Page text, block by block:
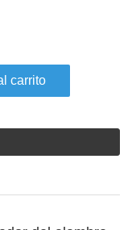
carrito